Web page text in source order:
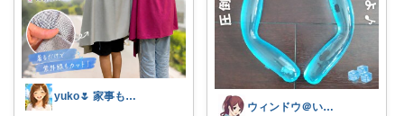
yuko🌷 家事も育児もちょっとラクに
ウィンドウ＠いつもありがとうございます♪